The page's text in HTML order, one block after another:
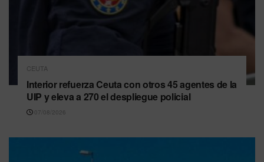
CEUTA
Interior refuerza Ceuta con otros 45 agentes de la
UIP y eleva a 270 el despliegue policial
07/08/2026